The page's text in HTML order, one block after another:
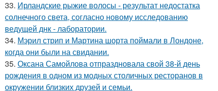
33. Ирландские рыжие волосы - результат недостатка
солнечного света, согласно новому исследованию
ведущей днк - лаборатории.
34. Мэрил стрип и Мартина шорта поймали в Лондоне,
когда они были на свидании.
35. Оксана Самойлова отпраздновала свой 38-й день
рождения в одном из модных столичных ресторанов в
окружении близких друзей и семьи.